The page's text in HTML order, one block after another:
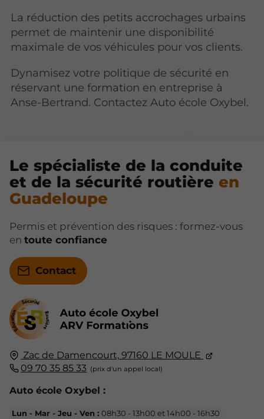
La réduction des petits accrochages urbains
permet de maintenir une disponibilité
maximale de vos véhicules pour vos clients.
Dynamisez votre politique de sécurité en
réservant une formation en entreprise à
Anse-Bertrand. Contactez Auto école Oxybel.
Zac de Damencourt, 97160 LE MOULE
09 70 35 85 33
Auto école Oxybel :
Lun - Mar - Jeu - Ven :08h30 - 13h00 et 14h00 - 16h30
Le spécialiste de la conduite
et de la sécurité routière en
Guadeloupe
Permis et prévention des risques : formez-vous
en toute confiance
Contact